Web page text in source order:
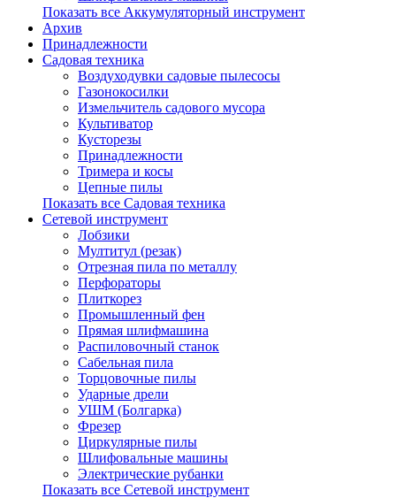
Показать все Аккумуляторный инструмент
Архив
Принадлежности
Садовая техника
Воздуходувки садовые пылесосы
Газонокосилки
Измельчитель садового мусора
Культиватор
Кусторезы
Принадлежности
Тримера и косы
Цепные пилы
Показать все Садовая техника
Сетевой инструмент
Лобзики
Мултитул (резак)
Отрезная пила по металлу
Перфораторы
Плиткорез
Промышленный фен
Прямая шлифмашина
Распиловочный станок
Сабельная пила
Торцовочные пилы
Ударные дрели
УШМ (Болгарка)
Фрезер
Циркулярные пилы
Шлифовальные машины
Электрические рубанки
Показать все Сетевой инструмент